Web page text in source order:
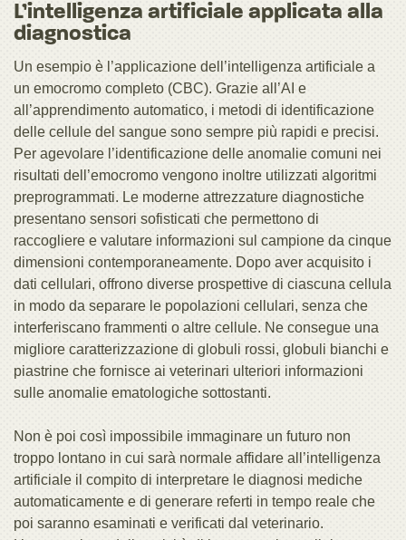
L’intelligenza artificiale applicata alla
diagnostica
Un esempio è l’applicazione dell’intelligenza artificiale a
un emocromo completo (CBC). Grazie all’AI e
all’apprendimento automatico, i metodi di identificazione
delle cellule del sangue sono sempre più rapidi e precisi.
Per agevolare l’identificazione delle anomalie comuni nei
risultati dell’emocromo vengono inoltre utilizzati algoritmi
preprogrammati. Le moderne attrezzature diagnostiche
presentano sensori sofisticati che permettono di
raccogliere e valutare informazioni sul campione da cinque
dimensioni contemporaneamente. Dopo aver acquisito i
dati cellulari, offrono diverse prospettive di ciascuna cellula
in modo da separare le popolazioni cellulari, senza che
interferiscano frammenti o altre cellule. Ne consegue una
migliore caratterizzazione di globuli rossi, globuli bianchi e
piastrine che fornisce ai veterinari ulteriori informazioni
sulle anomalie ematologiche sottostanti.
Non è poi così impossibile immaginare un futuro non
troppo lontano in cui sarà normale affidare all’intelligenza
artificiale il compito di interpretare le diagnosi mediche
automaticamente e di generare referti in tempo reale che
poi saranno esaminati e verificati dal veterinario.